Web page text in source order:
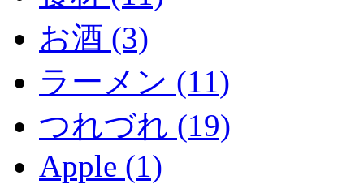
お酒 (3)
ラーメン (11)
つれづれ (19)
Apple (1)